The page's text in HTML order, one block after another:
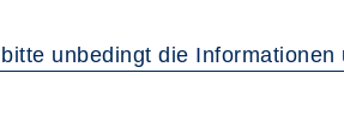
unbedingt die